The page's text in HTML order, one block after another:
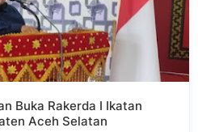
Buka Rakerda I Ikatan
Aceh Selatan